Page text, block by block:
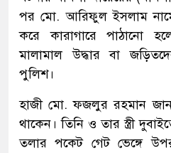
পর মো. আরিফুল ইসলাম
করে কারাগারে পাঠানো
মালামাল উদ্ধার বা
পুলিশ।
হাজী মো. ফজলুর রহমান
থাকেন। তিনি ও তার স্ত্রী
তলার পকেট গেট ভেঙ্গে